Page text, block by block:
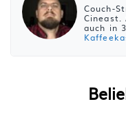
Couch-
Cineast.
auch in